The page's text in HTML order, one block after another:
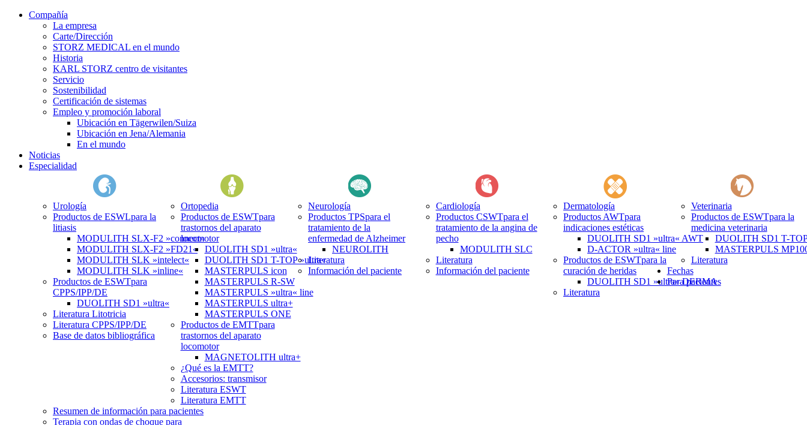
Compañía
La empresa
Carte/Dirección
STORZ MEDICAL en el mundo
Historia
KARL STORZ centro de visitantes
Servicio
Sostenibilidad
Certificación de sistemas
Empleo y promoción laboral
Ubicación en Tägerwilen/Suiza
Ubicación en Jena/Alemania
En el mundo
Noticias
Especialidad
Urología
Productos de ESWLpara la
litiasis
MODULITH SLX-F2 »connect«
MODULITH SLX-F2 »FD21«
MODULITH SLK »intelect«
MODULITH SLK »inline«
Productos de ESWTpara
CPPS/IPP/DE
DUOLITH SD1 »ultra«
Literatura Litotricia
Literatura CPPS/IPP/DE
Base de datos bibliográfica
Ortopedia
Productos de ESWTpara
trastornos del aparato
locomotor
DUOLITH SD1 »ultra«
DUOLITH SD1 T-TOP »ultra«
MASTERPULS icon
MASTERPULS R-SW
MASTERPULS »ultra« line
MASTERPULS ultra+
MASTERPULS ONE
Productos de EMTTpara
trastornos del aparato
locomotor
MAGNETOLITH ultra+
¿Qué es la EMTT?
Accesorios: transmisor
Literatura ESWT
Literatura EMTT
Neurología
Productos TPSpara el
tratamiento de la
enfermedad de Alzheimer
NEUROLITH
Literatura
Información del paciente
Cardiología
Productos CSWTpara el
tratamiento de la angina de
pecho
MODULITH SLC
Literatura
Información del paciente
Dermatología
Productos AWTpara
indicaciones estéticas
DUOLITH SD1 »ultra« AWT
D-ACTOR »ultra« line
Productos de ESWTpara la
curación de heridas
DUOLITH SD1 »ultra« DERMA
Literatura
Veterinaria
Productos de ESWTpara la
medicina veterinaria
DUOLITH SD1 T-
MASTERPULS
Literatura
Fechas
Para pacientes
Resumen de información para pacientes
Terapia con ondas de choque para